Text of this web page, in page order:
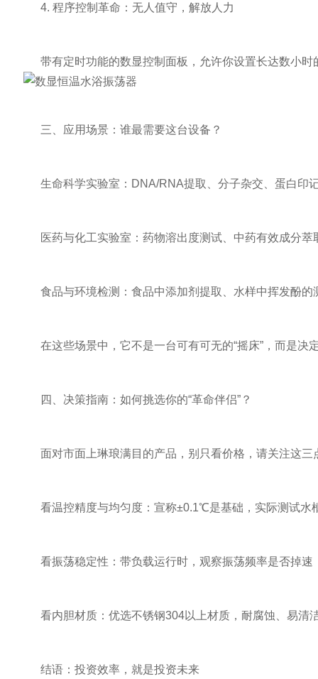
4. 程序控制革命：无人值守，解放人力
带有定时功能的数显控制面板，允许你设置长达数小时
三、应用场景：谁最需要这台设备？
生命科学实验室：DNA/RNA提取、分子杂交、蛋白印
医药与化工实验室：药物溶出度测试、中药有效成分萃
食品与环境检测：食品中添加剂提取、水样中挥发酚的
在这些场景中，它不是一台可有可无的“摇床”，而是决
四、决策指南：如何挑选你的“革命伴侣”？
面对市面上琳琅满目的产品，别只看价格，请关注这三
看温控精度与均匀度：宣称±0.1℃是基础，实际测试水
看振荡稳定性：带负载运行时，观察振荡频率是否掉速
看内胆材质：优选不锈钢304以上材质，耐腐蚀、易清
结语：投资效率，就是投资未来